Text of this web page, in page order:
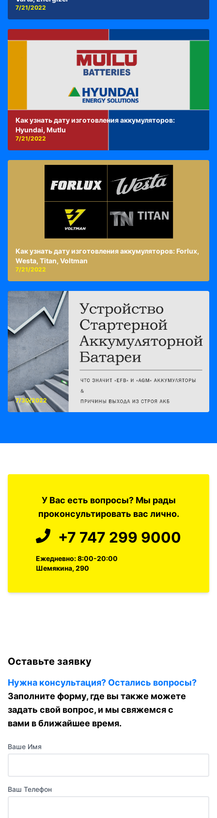
7/21/2022
Как узнать дату изготовления аккумуляторов:
Hyundai, Mutlu
7/21/2022
Как узнать дату изготовления аккумуляторов: Forlux,
Westa, Titan, Voltman
7/21/2022
7/30/2022
У Вас есть вопросы? Мы рады
проконсультировать вас лично.
+7 747 299 9000
Ежедневно: 8:00-20:00
Шемякина, 290
Оставьте заявку
Нужна консультация? Остались вопросы?
Заполните форму, где вы также можете
задать свой вопрос, и мы свяжемся с
вами в ближайшее время.
Ваше Имя
Ваш Телефон